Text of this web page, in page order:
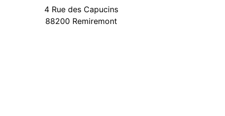
4 Rue des Capucins
88200 Remiremont